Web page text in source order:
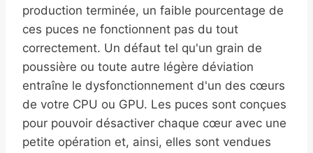
production terminée, un faible pourcentage de
ces puces ne fonctionnent pas du tout
correctement. Un défaut tel qu'un grain de
poussière ou toute autre légère déviation
entraîne le dysfonctionnement d'un des cœurs
de votre CPU ou GPU. Les puces sont conçues
pour pouvoir désactiver chaque cœur avec une
petite opération et, ainsi, elles sont vendues